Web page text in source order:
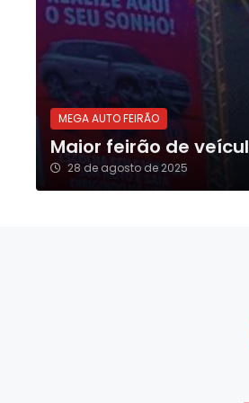
MEGA AUTO FEIRÃO
Maior feirão de
28 de agosto de 2025